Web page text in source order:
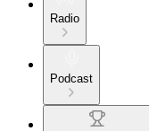
Radio
Podcast